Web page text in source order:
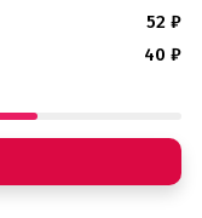
52 ₽
40 ₽